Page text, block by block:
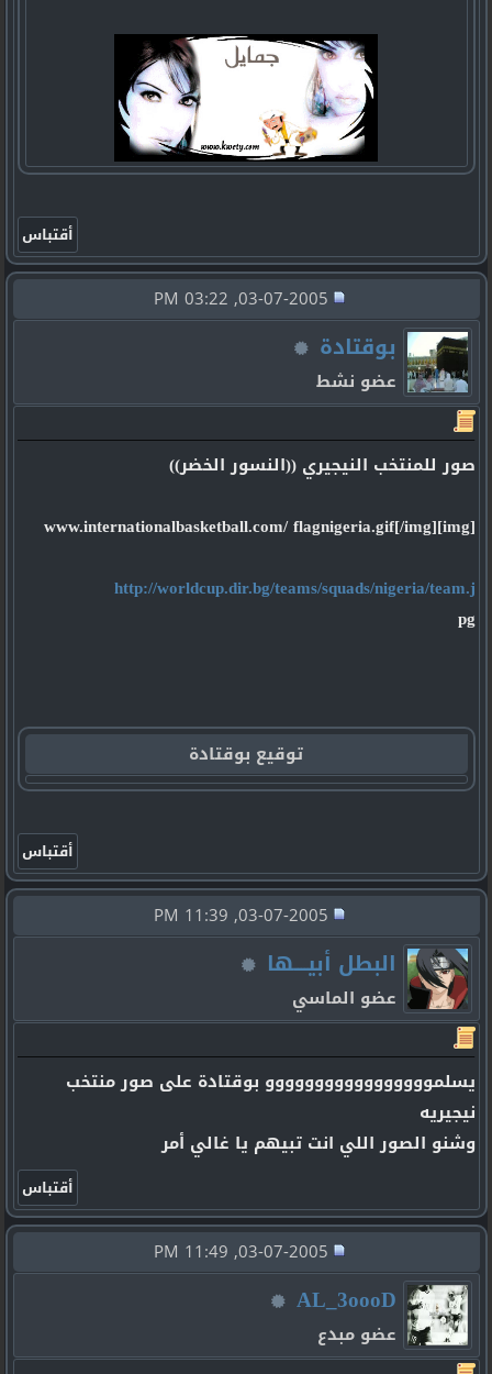
بوقتادة
عضو نشط
صور للمنتخب النيجيري ((النسور الخضر))
[img]www.internationalbasketball.com/ flagnigeria.gif[/img]
http://worldcup.dir.bg/teams/squads/nigeria/team.j
pg
توقيع بوقتادة
البطل أبيــــها
عضو الماسي
يسلمووووووووووووووووو بوقتادة على صور منتخب
نيجيريه
وشنو الصور اللي انت تبيهم يا غالي أمر
AL_3oooD
عضو مبدع